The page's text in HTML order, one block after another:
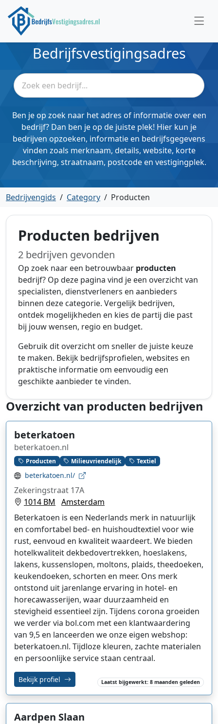
Bedrijfsvestigingsadres
Ben je op zoek naar het adres of informatie over een
bedrijf? Dan ben je op de juiste plek! Hier kun je
bedrijven opzoeken, informatie en bedrijfsgegevens
vinden zoals merknaam, details, website, korte
beschrijving, straatnaam, postcode en vestigingplek.
Bedrijvengids / Category / Producten
Producten bedrijven
2 bedrijven gevonden
Op zoek naar een betrouwbaar producten
bedrijf? Op deze pagina vind je een overzicht van
specialisten, dienstverleners en aanbieders
binnen deze categorie. Vergelijk bedrijven,
ontdek mogelijkheden en kies de partij die past
bij jouw wensen, regio en budget.
Gebruik dit overzicht om sneller de juiste keuze
te maken. Bekijk bedrijfsprofielen, websites en
praktische informatie om eenvoudig een
geschikte aanbieder te vinden.
Overzicht van producten bedrijven
beterkatoen
beterkatoen.nl
Producten Milieuvriendelijk Textiel
beterkatoen.nl/
Zekeringstraat 17A
1014 BM
Amsterdam
Beterkatoen is een Nederlands merk in natuurlijk
en comfortabel bed- en huishoudtextiel voor wie
rust, eenvoud en kwaliteit waardeert. We bieden
hotelkwaliteit dekbedovertrekken, hoeslakens,
lakens, kussenslopen, moltons, plaids, theedoeken,
keukendoeken, schorten en meer. Ons merk
ontstond uit jarenlange ervaring in hotel- en
horecawasserijen, waar duurzaamheid en
stevigheid essentieel zijn. Tijdens corona groeiden
we verder via bol.com met een klantwaardering
van 9,5 en lanceerden we onze eigen webshop:
beterkatoen.nl. Tijdloze kleuren, zachte materialen
en persoonlijke service staan centraal.
Bekijk profiel Laatst bijgewerkt: 8 maanden geleden
Aardpen Slaan